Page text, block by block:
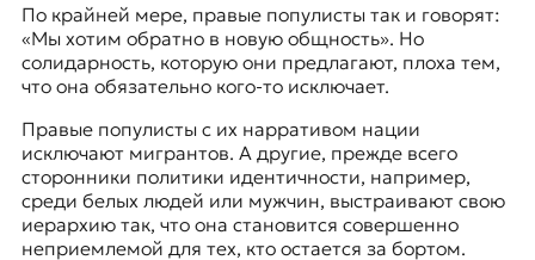
По крайней мере, правые популисты так и говорят:
«Мы хотим обратно в новую общность». Но
солидарность, которую они предлагают, плоха тем,
что она обязательно кого-то исключает.
Правые популисты с их нарративом нации
исключают мигрантов. А другие, прежде всего
сторонники политики идентичности, например,
среди белых людей или мужчин, выстраивают свою
иерархию так, что она становится совершенно
неприемлемой для тех, кто остается за бортом.